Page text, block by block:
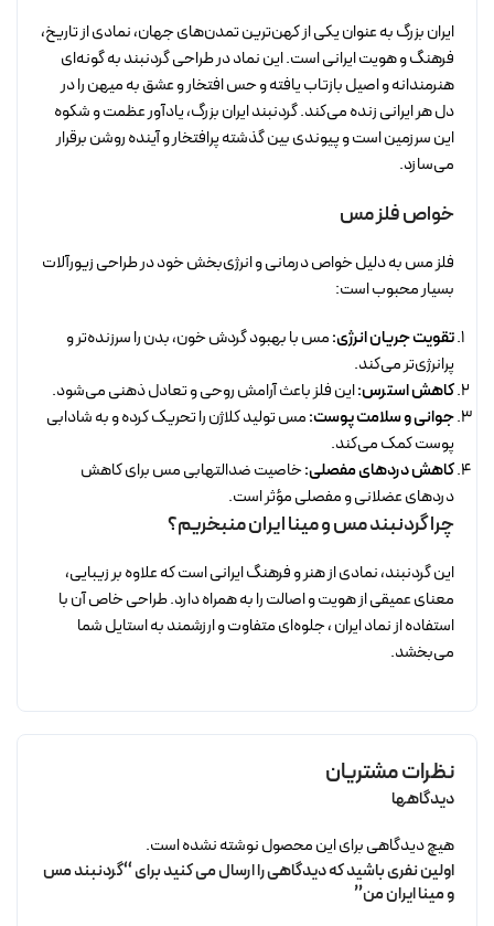
ایران بزرگ به عنوان یکی از کهن‌ترین تمدن‌های جهان، نمادی از تاریخ،
فرهنگ و هویت ایرانی است. این نماد در طراحی گردنبند به گونه‌ای
هنرمندانه و اصیل بازتاب یافته و حس افتخار و عشق به میهن را در
دل هر ایرانی زنده می‌کند. گردنبند ایران بزرگ، یادآور عظمت و شکوه
این سرزمین است و پیوندی بین گذشته پرافتخار و آینده روشن برقرار
می‌سازد.
خواص فلز مس
فلز مس به دلیل خواص درمانی و انرژی‌بخش خود در طراحی زیورآلات
بسیار محبوب است:
تقویت جریان انرژی:مس با بهبود گردش خون، بدن را سرزنده‌تر و
پرانرژی‌تر می‌کند.
کاهش استرس:این فلز باعث آرامش روحی و تعادل ذهنی می‌شود.
جوانی و سلامت پوست:مس تولید کلاژن را تحریک کرده و به شادابی
پوست کمک می‌کند.
کاهش دردهای مفصلی:خاصیت ضدالتهابی مس برای کاهش
دردهای عضلانی و مفصلی مؤثر است.
چرا گردنبند مس و مینا ایران منبخریم؟
این گردنبند، نمادی از هنر و فرهنگ ایرانی است که علاوه بر زیبایی،
معنای عمیقی از هویت و اصالت را به همراه دارد. طراحی خاص آن با
استفاده از نماد ایران ، جلوه‌ای متفاوت و ارزشمند به استایل شما
می‌بخشد.
نظرات مشتریان
دیدگاهها
هیچ دیدگاهی برای این محصول نوشته نشده است.
اولین نفری باشید که دیدگاهی را ارسال می کنید برای “گردنبند مس
و مینا ایران من”